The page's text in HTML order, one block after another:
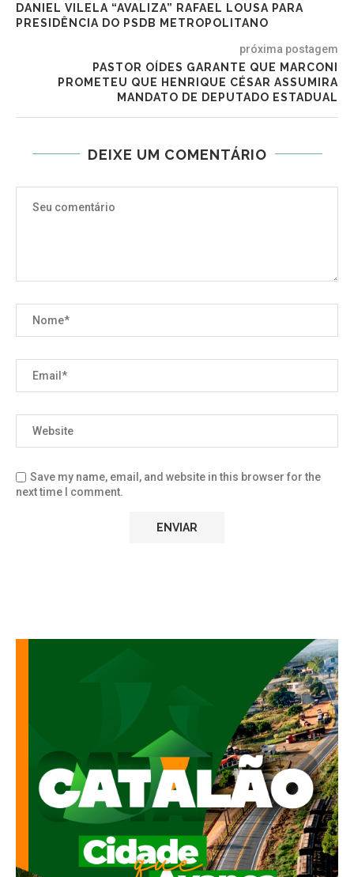
DANIEL VILELA “AVALIZA” RAFAEL LOUSA PARA
PRESIDÊNCIA DO PSDB METROPOLITANO
próxima postagem
PASTOR OÍDES GARANTE QUE MARCONI
PROMETEU QUE HENRIQUE CÉSAR ASSUMIRA
MANDATO DE DEPUTADO ESTADUAL
DEIXE UM COMENTÁRIO
Save my name, email, and website in this browser for the
next time I comment.